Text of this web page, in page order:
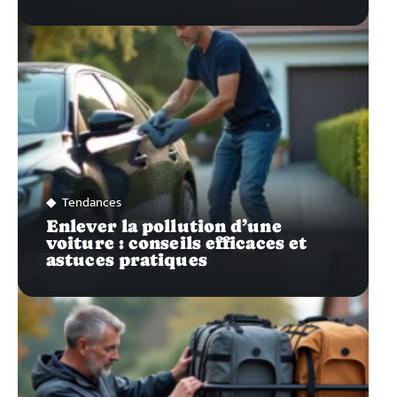
Tendances
Enlever la pollution d’une
voiture : conseils efficaces et
astuces pratiques